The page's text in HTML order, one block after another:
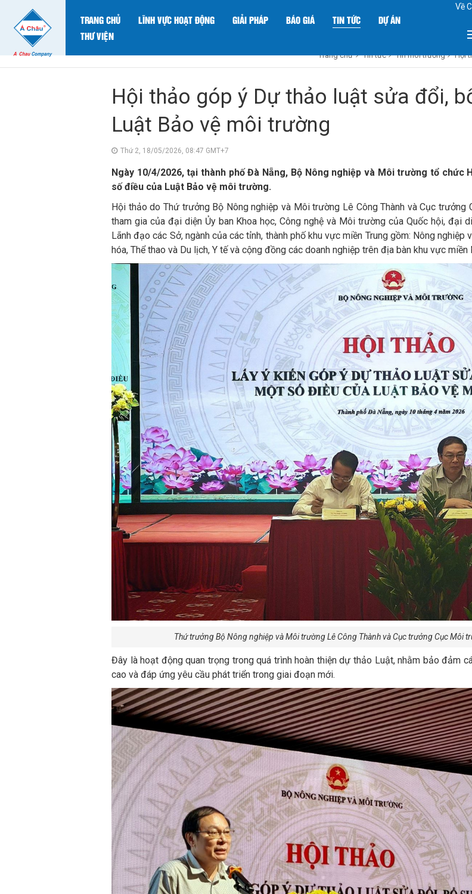
TRANG CHỦ LĨNH VỰC HOẠT ĐỘNG GIẢI PHÁP BÁO GIÁ TIN TỨC
DỰ ÁN
THƯ VIỆN
Về
Trang chủ Tin tức Tin môi trường Hội
Hội thảo góp ý Dự thảo luật sửa đổi,
Luật Bảo vệ môi trường
Thứ 2, 18/05/2026, 08:47 GMT+7
Ngày 10/4/2026, tại thành phố Đà Nẵng, Bộ Nông nghiệp và Môi trường tổ
số điều của Luật Bảo vệ môi trường.
Hội thảo do Thứ trưởng Bộ Nông nghiệp và Môi trường Lê Công Thành và Cục
tham gia của đại diện Ủy ban Khoa học, Công nghệ và Môi trường của Quốc hội, đại
Lãnh đạo các Sở, ngành của các tỉnh, thành phố khu vực miền Trung gồm: Nông
hóa, Thể thao và Du lịch, Y tế và cộng đồng các doanh nghiệp trên địa bàn khu vực miền
Thứ trưởng Bộ Nông nghiệp và Môi trường Lê Công Thành và Cục trưởng Cục Môi
Đây là hoạt động quan trọng trong quá trình hoàn thiện dự thảo Luật, nhằm bảo đảm
cao và đáp ứng yêu cầu phát triển trong giai đoạn mới.